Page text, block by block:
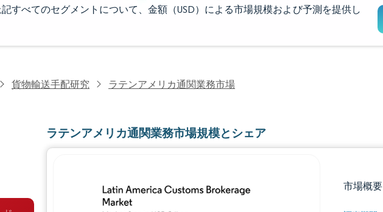
すべてのセグメントについて、金額（USD）による市場規模および予測を提供し
貨物輸送手配研究 ラテンアメリカ通関業務市場
ラテンアメリカ通関業務市場規模とシェア
市場概要